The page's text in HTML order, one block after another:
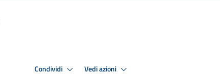
Condividi Vedi azioni